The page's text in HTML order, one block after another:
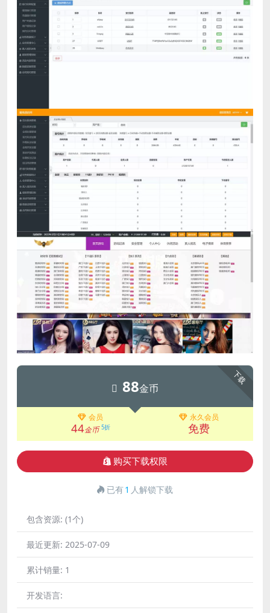
下载
88金币
会员
44金币 5折
永久会员
免费
购买下载权限
已有1 人解锁下载
包含资源: (1个)
最近更新: 2025-07-09
累计销量: 1
开发语言: